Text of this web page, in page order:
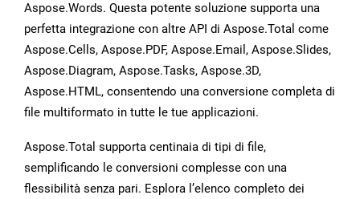
Aspose.Words. Questa potente soluzione supporta una
perfetta integrazione con altre API di Aspose.Total come
Aspose.Cells, Aspose.PDF, Aspose.Email, Aspose.Slides,
Aspose.Diagram, Aspose.Tasks, Aspose.3D,
Aspose.HTML, consentendo una conversione completa di
file multiformato in tutte le tue applicazioni.
Aspose.Total supporta centinaia di tipi di file,
semplificando le conversioni complesse con una
flessibilità senza pari. Esplora l’elenco completo dei